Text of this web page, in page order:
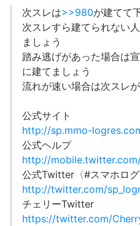
次スレは>>980が建てて
次スレすら建てられない
ましょう
踏み逃げがあった場合は
に建てましょう
流れが速い場合は次スレ
公式サイト
http://sp.mmo-
公式ヘルプ
http://
公式Twitter〈#スマホログ
http://twitter.com/
チェリーTwitter
https://twitter.com/